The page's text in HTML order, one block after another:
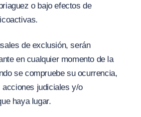
o bajo efectos de
de exclusión, serán
en cualquier momento de la
se compruebe su ocurrencia,
judiciales y/o
haya lugar.